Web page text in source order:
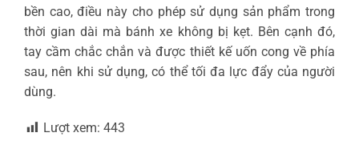
bền cao, điều này cho phép sử dụng sản phẩm trong
thời gian dài mà bánh xe không bị kẹt. Bên cạnh đó,
tay cầm chắc chắn và được thiết kế uốn cong về phía
sau, nên khi sử dụng, có thể tối đa lực đẩy của người
dùng.
Lượt xem: 443